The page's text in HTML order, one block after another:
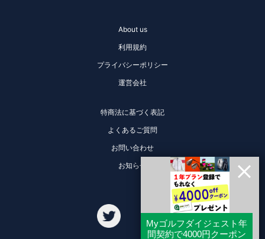
About us
利用規約
プライバシーポリシー
運営会社
特商法に基づく表記
よくあるご質問
お問い合わせ
お知らせ